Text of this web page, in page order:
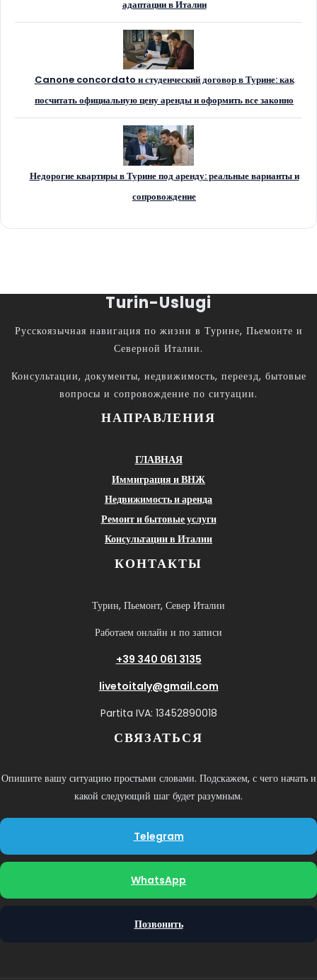
адаптации в Италии
Canone concordato и студенческий договор в Турине: как
посчитать официальную цену аренды и оформить все законно
Недорогие квартиры в Турине под аренду: реальные варианты и
сопровождение
Turin-Uslugi
Русскоязычная навигация по жизни в Турине, Пьемонте и
Северной Италии.
Консультации, документы, недвижимость, переезд, бытовые
вопросы и сопровождение по ситуации.
НАПРАВЛЕНИЯ
ГЛАВНАЯ
Иммиграция и ВНЖ
Недвижимость и аренда
Ремонт и бытовые услуги
Консультации в Италии
КОНТАКТЫ
Турин, Пьемонт, Север Италии
Работаем онлайн и по записи
+39 340 061 3135
livetoitaly@gmail.com
Partita IVA: 13452890018
СВЯЗАТЬСЯ
Опишите вашу ситуацию простыми словами. Подскажем, с чего начать и
какой следующий шаг будет разумным.
Telegram
WhatsApp
Позвонить